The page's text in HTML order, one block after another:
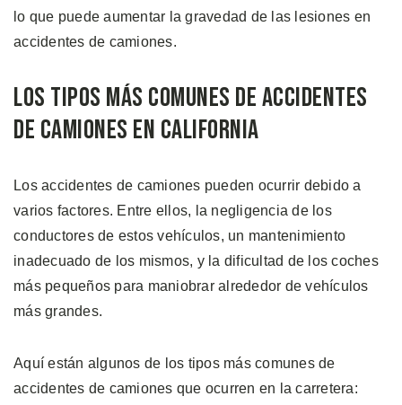
lo que puede aumentar la gravedad de las lesiones en
accidentes de camiones.
Los Tipos Más Comunes de Accidentes
de Camiones en California
Los accidentes de camiones pueden ocurrir debido a
varios factores. Entre ellos, la negligencia de los
conductores de estos vehículos, un mantenimiento
inadecuado de los mismos, y la dificultad de los coches
más pequeños para maniobrar alrededor de vehículos
más grandes.
Aquí están algunos de los tipos más comunes de
accidentes de camiones que ocurren en la carretera: